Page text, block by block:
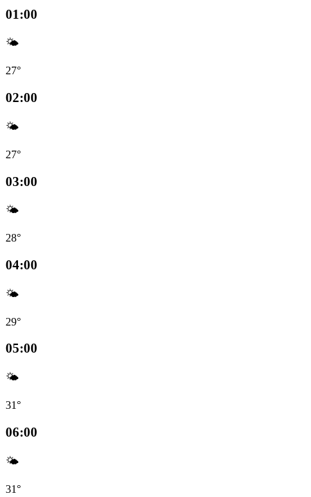
01:00
🌤️
27°
02:00
🌤️
27°
03:00
🌤️
28°
04:00
🌤️
29°
05:00
🌤️
31°
06:00
🌤️
31°